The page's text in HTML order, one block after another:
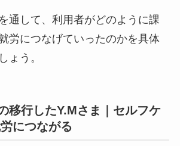
通して、利用者がどのように課
労につなげていったのかを具体
ょう。
移行したY.Mさま｜セルフケ
につながる